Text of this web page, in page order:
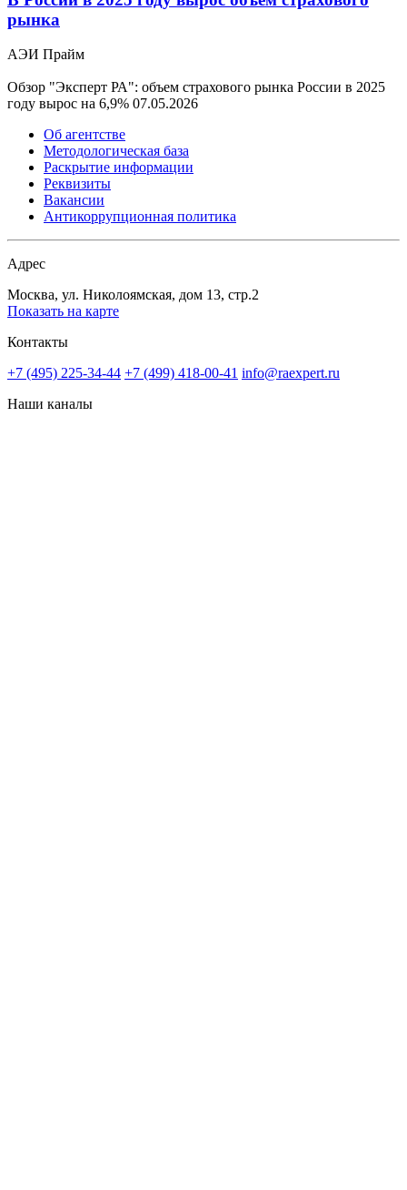
рынка
АЭИ Прайм
Обзор "Эксперт РА": объем страхового рынка России в 2025
году вырос на 6,9% 07.05.2026
Об агентстве
Методологическая база
Раскрытие информации
Реквизиты
Вакансии
Антикоррупционная политика
Адрес
Москва, ул. Николоямская, дом 13, стр.2
Показать на карте
Контакты
+7 (495) 225-34-44 +7 (499) 418-00-41 info@raexpert.ru
Наши каналы